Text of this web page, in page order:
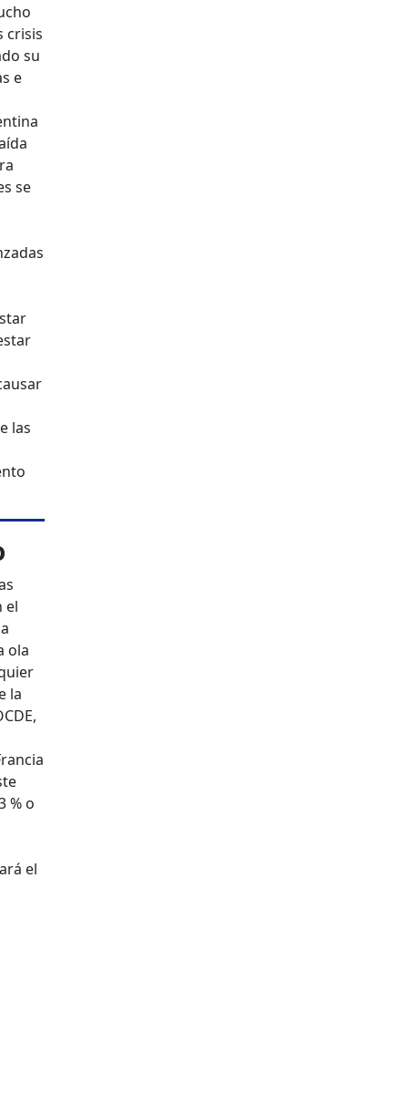
crisis
su
e
se
las
el
ola
la
% o
el